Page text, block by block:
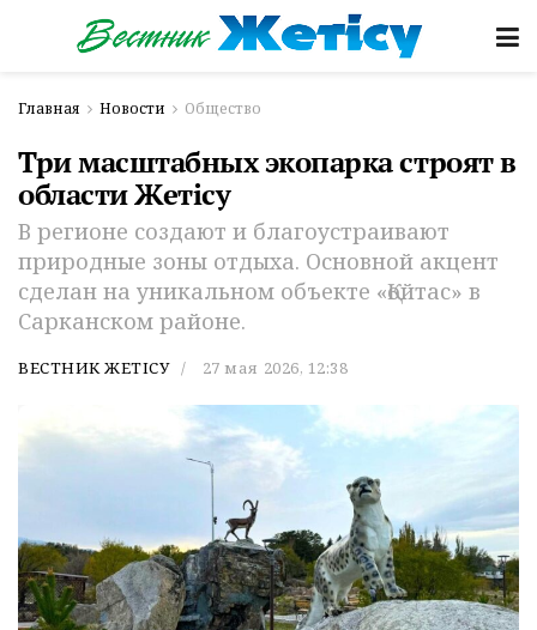
Главная Новости Общество
Три масштабных экопарка строят в
области Жетісу
В регионе создают и благоустраивают
природные зоны отдыха. Основной акцент
сделан на уникальном объекте «Қойтас» в
Сарканском районе.
ВЕСТНИК ЖЕТІСУ 27 мая 2026, 12:38